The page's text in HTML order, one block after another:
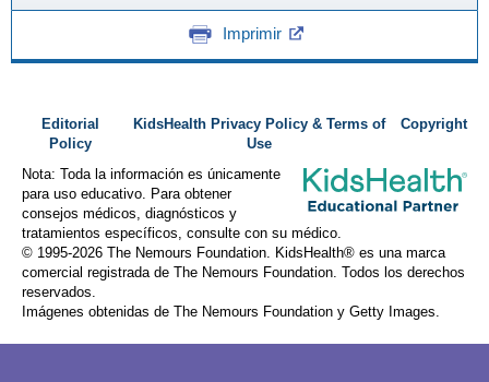
Imprimir
Editorial
Policy
KidsHealth Privacy Policy & Terms of
Use
Copyright
Nota: Toda la información es únicamente
para uso educativo. Para obtener
consejos médicos, diagnósticos y
tratamientos específicos, consulte con su médico.
© 1995-2026 The Nemours Foundation. KidsHealth® es una marca
comercial registrada de The Nemours Foundation. Todos los derechos
reservados.
Imágenes obtenidas de The Nemours Foundation y Getty Images.